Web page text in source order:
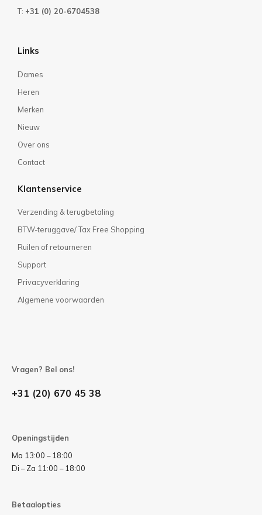
T: +31 (0) 20-6704538
Links
Dames
Heren
Merken
Nieuw
Over ons
Contact
Klantenservice
Verzending & terugbetaling
BTW-teruggave/ Tax Free Shopping
Ruilen of retourneren
Support
Privacyverklaring
Algemene voorwaarden
Vragen? Bel ons!
+31 (20) 670 45 38
Openingstijden
Ma 13:00 – 18:00
Di – Za 11:00 – 18:00
Betaalopties